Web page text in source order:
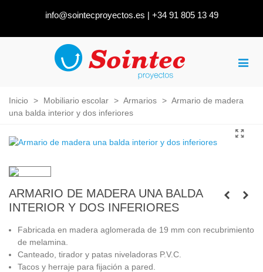
info@sointecproyectos.es | +34 91 805 13 49
Inicio > Mobiliario escolar > Armarios > Armario de madera
una balda interior y dos inferiores
ARMARIO DE MADERA UNA BALDA
INTERIOR Y DOS INFERIORES
Fabricada en madera aglomerada de 19 mm con recubrimiento
de melamina.
Canteado, tirador y patas niveladoras P.V.C.
Tacos y herraje para fijación a pared.